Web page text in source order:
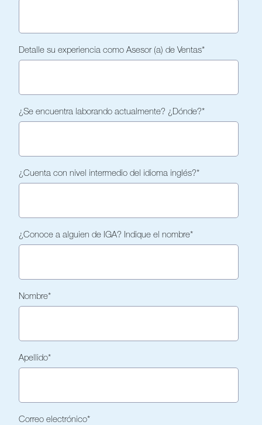
Detalle su experiencia como Asesor (a) de Ventas*
¿Se encuentra laborando actualmente? ¿Dónde?*
¿Cuenta con nivel intermedio del idioma inglés?*
¿Conoce a alguien de IGA? Indique el nombre*
Nombre*
Apellido*
Correo electrónico*